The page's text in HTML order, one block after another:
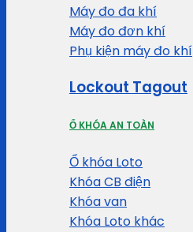
Máy đo đa khí
Máy đo đơn khí
Phụ kiện máy đo khí
Lockout Tagout
Ổ KHÓA AN TOÀN
Ổ khóa Loto
Khóa CB điện
Khóa van
Khóa Loto khác